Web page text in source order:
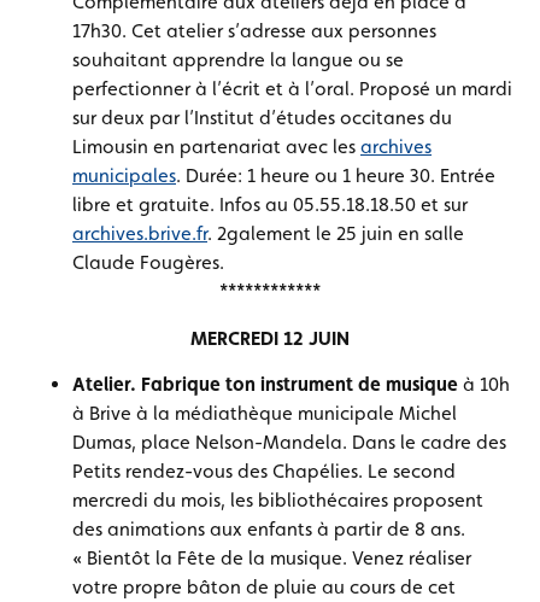
17h30. Cet atelier s’adresse aux personnes
souhaitant apprendre la langue ou se
perfectionner à l’écrit et à l’oral. Proposé un mardi
sur deux par l’Institut d’études occitanes du
Limousin en partenariat avec les archives
municipales. Durée: 1 heure ou 1 heure 30. Entrée
libre et gratuite. Infos au 05.55.18.18.50 et sur
archives.brive.fr. 2galement le 25 juin en salle
Claude Fougères.
************
MERCREDI 12 JUIN
Atelier. Fabrique ton instrument de musique à 10h
à Brive à la médiathèque municipale Michel
Dumas, place Nelson-Mandela. Dans le cadre des
Petits rendez-vous des Chapélies. Le second
mercredi du mois, les bibliothécaires proposent
des animations aux enfants à partir de 8 ans.
« Bientôt la Fête de la musique. Venez réaliser
votre propre bâton de pluie au cours de cet